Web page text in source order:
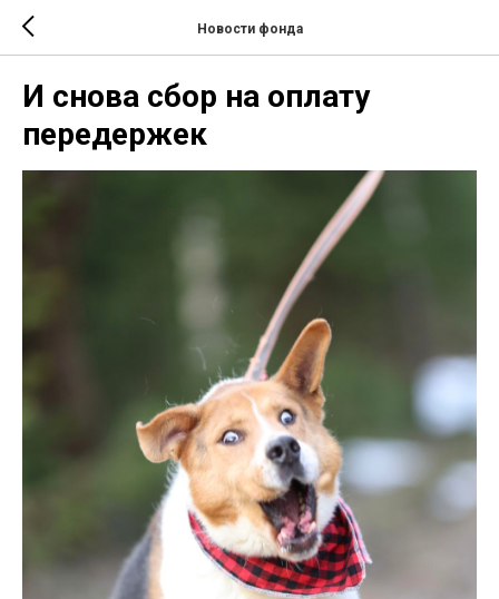
Новости фонда
И снова сбор на оплату
передержек